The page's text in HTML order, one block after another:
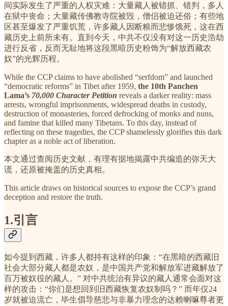
间实际发生了严重的人权灾难：大量藏人被错抓、错判，多人
在狱中丧命；大量藏传佛教寺院被毁，僧侣被迫还俗；有些地
区甚至爆发了严重饥荒，许多藏人因断粮而悲惨饿死，这在西
藏历史上前所未有。直到今天，中共不仅没有对这一历史浩劫
进行反省，反而无耻地将这段黑暗历史粉饰为“解放西藏农
奴”的光辉历程。
While the CCP claims to have abolished “serfdom” and launched
“democratic reforms” in Tibet after 1959, the 10th Panchen
Lama’s 70,000 Character Petition reveals a darker reality: mass
arrests, wrongful imprisonments, widespread deaths in custody,
destruction of monasteries, forced defrocking of monks and nuns,
and famine that killed many Tibetans. To this day, instead of
reflecting on these tragedies, the CCP shamelessly glorifies this dark
chapter as a noble act of liberation.
本文通过查阅历史文献，有理有据地揭露中共编造的弥天大
谎，还原被掩盖的历史真相。
This article draws on historical sources to expose the CCP’s grand
deception and restore the truth.
1.引言
如今提到西藏，许多人都持有这样的印象：“在黑暗的西藏旧
社会大部分藏人都是农奴，是中国共产党和解放军进藏解放了
百万被奴役的藏人。” 对中共统治有异议的藏人通常会面对这
样的攻击：“你们是想回到旧西藏恢复农奴制吗？” 而年仅24
岁就被迫流亡，毕生倡导慈悲与非暴力理念的达赖喇嘛尊者更